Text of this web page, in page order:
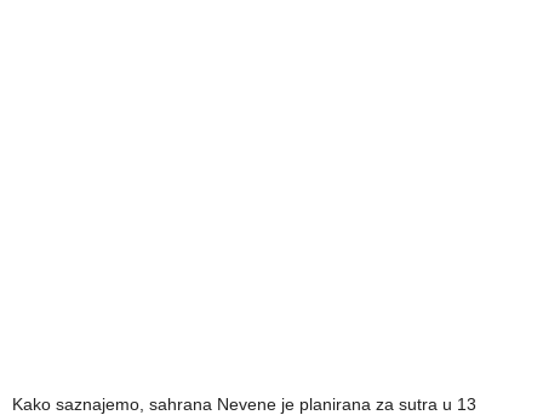
Kako saznajemo, sahrana Nevene je planirana za sutra u 13